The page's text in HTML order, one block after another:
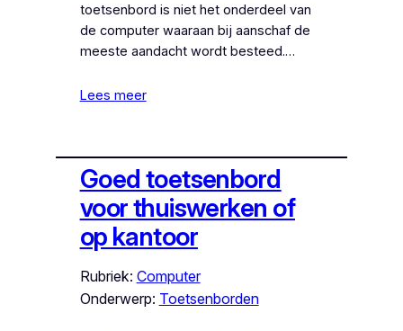
toetsenbord is niet het onderdeel van
de computer waaraan bij aanschaf de
meeste aandacht wordt besteed.…
Lees meer
Goed toetsenbord
voor thuiswerken of
op kantoor
Rubriek: Computer
Onderwerp: Toetsenborden